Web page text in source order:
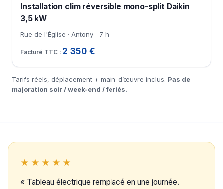
Installation clim réversible mono-split Daikin
3,5 kW
Rue de l'Église · Antony 7 h
2 350 €
Tarifs réels, déplacement + main-d’œuvre inclus. Pas de
majoration soir / week-end / fériés.
★★★★★
« Tableau électrique remplacé en une journée.